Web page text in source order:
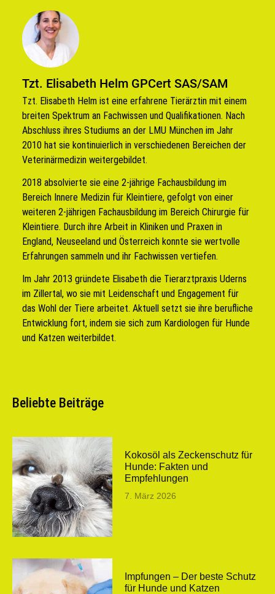
Tzt. Elisabeth Helm GPCert SAS/SAM
Tzt. Elisabeth Helm ist eine erfahrene Tierärztin mit einem
breiten Spektrum an Fachwissen und Qualifikationen. Nach
Abschluss ihres Studiums an der LMU München im Jahr
2010 hat sie kontinuierlich in verschiedenen Bereichen der
Veterinärmedizin weitergebildet.
2018 absolvierte sie eine 2-jährige Fachausbildung im
Bereich Innere Medizin für Kleintiere, gefolgt von einer
weiteren 2-jährigen Fachausbildung im Bereich Chirurgie für
Kleintiere. Durch ihre Arbeit in Kliniken und Praxen in
England, Neuseeland und Österreich konnte sie wertvolle
Erfahrungen sammeln und ihr Fachwissen vertiefen.
Im Jahr 2013 gründete Elisabeth die Tierarztpraxis Uderns
im Zillertal, wo sie mit Leidenschaft und Engagement für
das Wohl der Tiere arbeitet. Aktuell setzt sie ihre berufliche
Entwicklung fort, indem sie sich zum Kardiologen für Hunde
und Katzen weiterbildet.
Beliebte Beiträge
Kokosöl als Zeckenschutz für
Hunde: Fakten und
Empfehlungen
7. März 2026
Impfungen – Der beste Schutz
für Hunde und Katzen